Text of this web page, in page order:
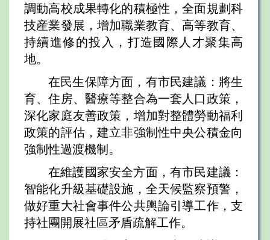
調動高校成果轉化的積極性，全面規劃科
技産業發展，增加職業教育、高等教育、
持續進修的投入，打造國際人才聚集高
地。
在民生保障方面，有市民建議：將生
育、住房、醫療等整合為一套人口政策，
深化家庭友善政策，增加對整體勞動福利
政策的評估，建立非強制性中央公積金向
強制性過渡機制。
在維護國家安全方面，有市民建議：
智能化升級基礎設施，全天候監察預警，
做好重大社會事件公共輿論引導工作，支
持社團開展社區矛盾疏解工作。